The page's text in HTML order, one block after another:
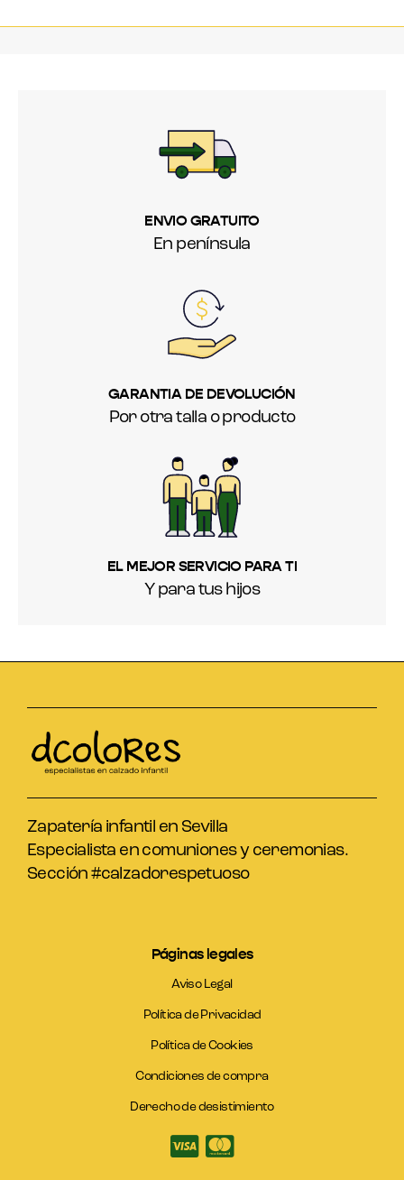
ENVIO GRATUITO
En península
GARANTIA DE DEVOLUCIÓN
Por otra talla o producto
EL MEJOR SERVICIO PARA TI
Y para tus hijos
Zapatería infantil en Sevilla
Especialista en comuniones y ceremonias.
Sección #calzadorespetuoso
Páginas legales
Aviso Legal
Política de Privacidad
Política de Cookies
Condiciones de compra
Derecho de desistimiento